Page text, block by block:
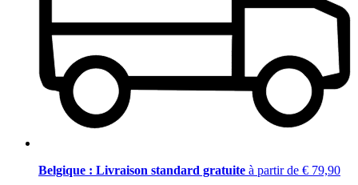
Belgique : Livraison standard gratuite à partir de € 79,90